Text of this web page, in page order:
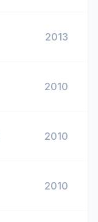
2013
2010
2010
2010